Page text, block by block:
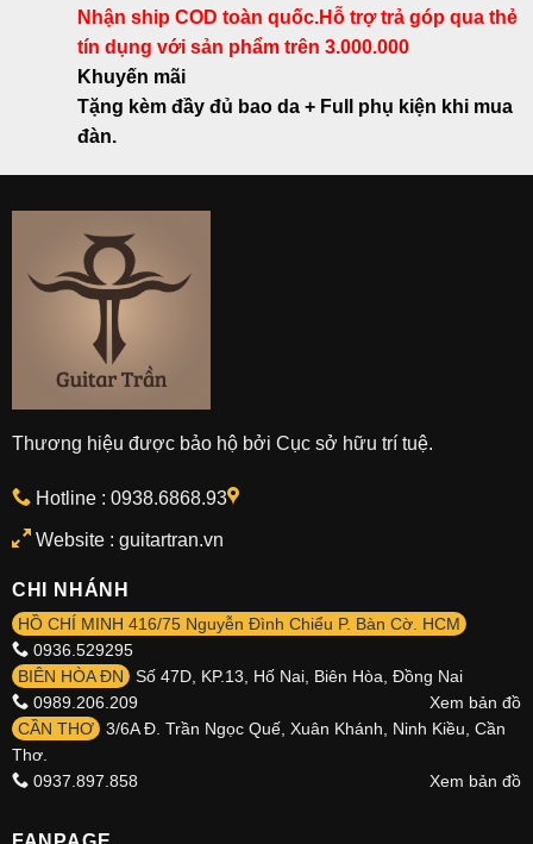
Nhận ship COD toàn quốc.Hỗ trợ trả góp qua thẻ
tín dụng với sản phẩm trên 3.000.000
Khuyến mãi
Tặng kèm đầy đủ bao da + Full phụ kiện khi mua
đàn.
Thương hiệu được bảo hộ bởi Cục sở hữu trí tuệ.
Hotline : 0938.6868.93
Website : guitartran.vn
CHI NHÁNH
HỒ CHÍ MINH 416/75 Nguyễn Đình Chiểu P. Bàn Cờ. HCM
0936.529295
BIÊN HÒA ĐN
Số 47D, KP.13, Hố Nai, Biên Hòa, Đồng Nai
0989.206.209
Xem bản đồ
CẦN THƠ
3/6A Đ. Trần Ngọc Quế, Xuân Khánh, Ninh Kiều, Cần
Thơ.
0937.897.858
Xem bản đồ